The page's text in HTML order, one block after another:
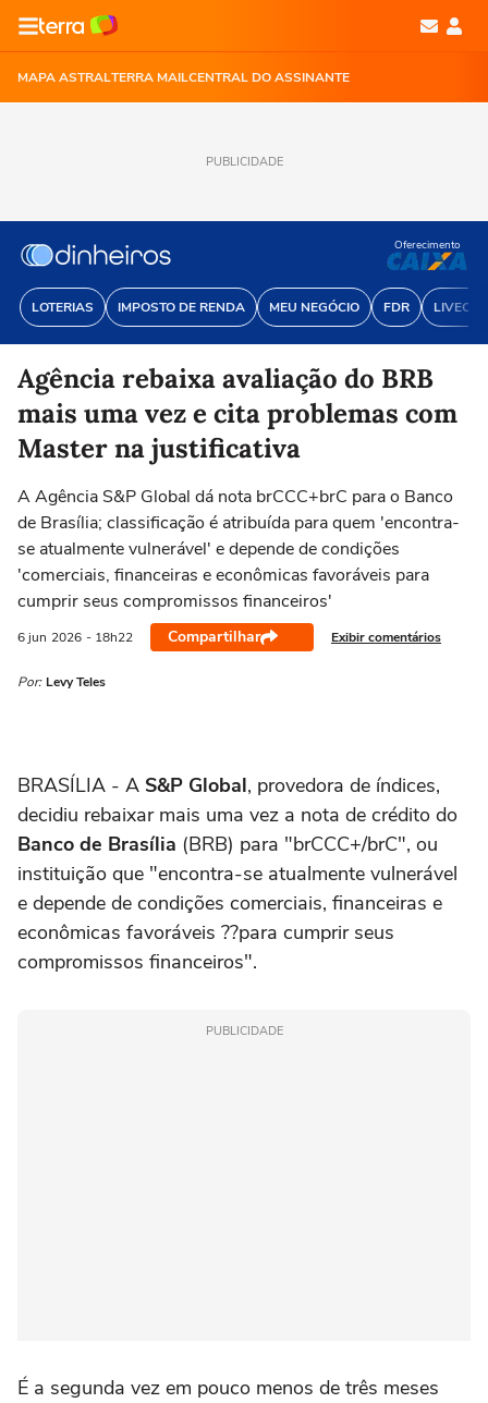
MAPA ASTRALTERRA MAILCENTRAL DO ASSINANTE
PUBLICIDADE
LOTERIAS IMPOSTO DE RENDA MEU NEGÓCIO FDR
Oferecimento
Agência rebaixa avaliação do BRB
mais uma vez e cita problemas com
Master na justificativa
A Agência S&P Global dá nota brCCC+brC para o Banco
de Brasília; classificação é atribuída para quem 'encontra-
se atualmente vulnerável' e depende de condições
'comerciais, financeiras e econômicas favoráveis para
cumprir seus compromissos financeiros'
6 jun 2026 - 18h22 Compartilhar Exibir comentários
Por: Levy Teles
BRASÍLIA - A S&P Global, provedora de índices,
decidiu rebaixar mais uma vez a nota de crédito do
Banco de Brasília (BRB) para "brCCC+/brC", ou
instituição que "encontra-se atualmente vulnerável
e depende de condições comerciais, financeiras e
econômicas favoráveis ??para cumprir seus
compromissos financeiros".
PUBLICIDADE
É a segunda vez em pouco menos de três meses